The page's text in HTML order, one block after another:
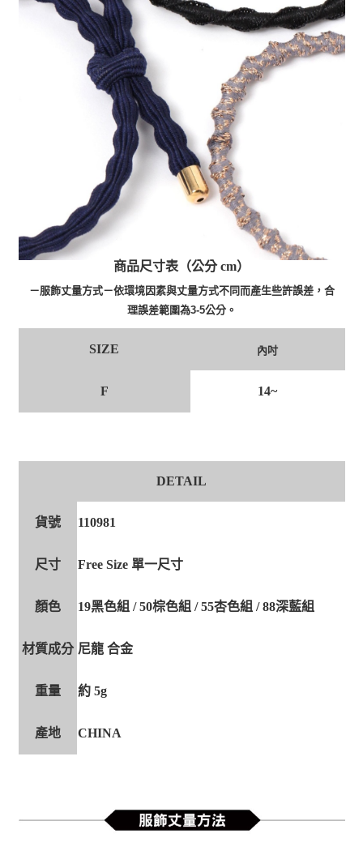
商品尺寸表（公分 cm）
－服飾丈量方式－依環境因素與丈量方式不同而產生些許誤差，合
理誤差範圍為3-5公分。
SIZE 內吋
F 14~
DETAIL
貨號 110981
尺寸 Free Size 單一尺寸
顏色 19黑色組 / 50棕色組 / 55杏色組 / 88深藍組
材質成分 尼龍 合金
重量 約 5g
產地 CHINA